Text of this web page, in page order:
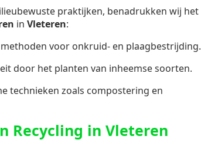
praktijken, benadrukken wij het
in Vleteren:
voor onkruid- en plaagbestrijding.
door het planten van inheemse soorten.
technieken zoals compostering en
Recycling in Vleteren